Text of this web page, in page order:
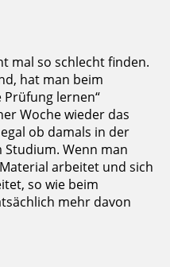
mal so schlecht finden.
hat man beim
Prüfung lernen“
Woche wieder das
ob damals in der
Wenn man
arbeitet und sich
so wie beim
mehr davon